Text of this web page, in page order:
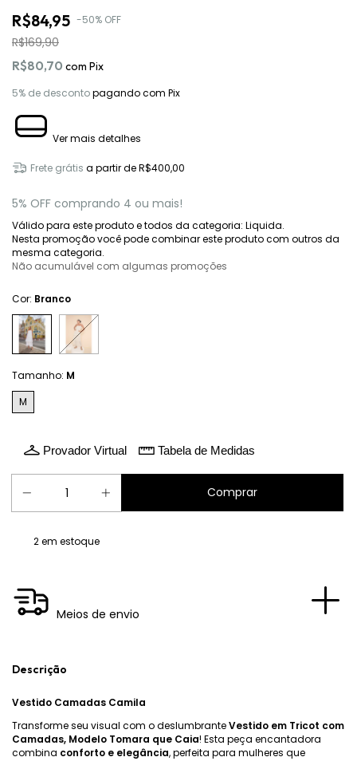
R$84,95 -50% OFF
R$169,90
R$80,70 com Pix
5% de descontopagando com Pix
Ver mais detalhes
Frete grátis a partir deR$400,00
5% OFF comprando 4 ou mais!
Válido para este produto e todos da categoria: Liquida.
Nesta promoção você pode combinar este produto com outros da
mesma categoria.
Não acumulável com algumas promoções
Cor: Branco
Tamanho: M
M
Provador Virtual Tabela de Medidas
2em estoque
Meios de envio
Descrição
Vestido Camadas Camila
Transforme seu visual com o deslumbranteVestido em Tricot com
Camadas, Modelo Tomara que Caia! Esta peça encantadora
combina conforto e elegância, perfeita para mulheres que